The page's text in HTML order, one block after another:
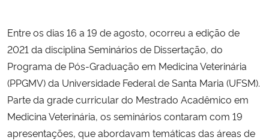
Controladoria-Geral da União
Ministério da Mulher, da Família e dos Direitos Humanos
Secretaria-Geral
Entre os dias 16 a 19 de agosto, ocorreu a edição de
2021 da disciplina Seminários de Dissertação, do
Programa de Pós-Graduação em Medicina Veterinária
(PPGMV) da Universidade Federal de Santa Maria (UFSM).
Parte da grade curricular do Mestrado Acadêmico em
Medicina Veterinária, os seminários contaram com 19
apresentações, que abordavam temáticas das áreas de